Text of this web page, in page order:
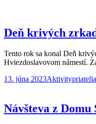
Deň krivých
Tento rok sa konal Deň
Hviezdoslavovom námestí.
13. júna 2023Aktivitypriatelia
Návšteva z Domu